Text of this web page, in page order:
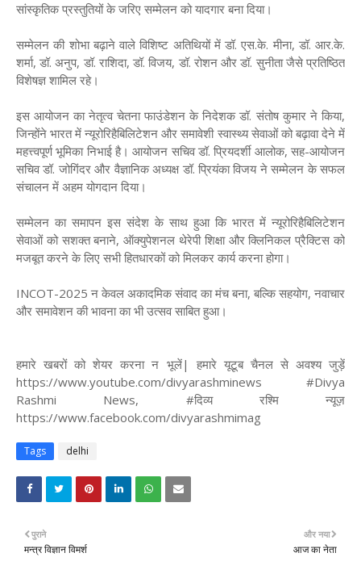
सांस्कृतिक प्रस्तुतियों के जरिए सम्मेलन को यादगार बना दिया।
सम्मेलन की शोभा बढ़ाने वाले विशिष्ट अतिथियों में डॉ. एस.के. मीना, डॉ. आर.के.
शर्मा, डॉ. अनुप, डॉ. राशिदा, डॉ. विजय, डॉ. रोशन और डॉ. सुनीता जैसे प्रतिष्ठित
विशेषज्ञ शामिल रहे।
इस आयोजन का नेतृत्व चेतना फाउंडेशन के निदेशक डॉ. संतोष कुमार ने किया,
जिन्होंने भारत में न्यूरोरिहैबिलिटेशन और समावेशी स्वास्थ्य सेवाओं को बढ़ावा देने में
महत्त्वपूर्ण भूमिका निभाई है। आयोजन सचिव डॉ. प्रियदर्शी आलोक, सह-आयोजन
सचिव डॉ. जोगिंदर और वैज्ञानिक अध्यक्ष डॉ. प्रियंका विजय ने सम्मेलन के सफल
संचालन में अहम योगदान दिया।
सम्मेलन का समापन इस संदेश के साथ हुआ कि भारत में न्यूरोरिहैबिलिटेशन
सेवाओं को सशक्त बनाने, ऑक्युपेशनल थेरेपी शिक्षा और क्लिनिकल प्रैक्टिस को
मजबूत करने के लिए सभी हितधारकों को मिलकर कार्य करना होगा।
INCOT-2025 न केवल अकादमिक संवाद का मंच बना, बल्कि सहयोग, नवाचार
और समावेशन की भावना का भी उत्सव साबित हुआ।
हमारे खबरों को शेयर करना न भूलें| हमारे यूटूब चैनल से अवश्य जुड़ें
https://www.youtube.com/divyarashminews #Divya
Rashmi News, #दिव्य रश्मि न्यूज़
https://www.facebook.com/divyarashmimag
Tags delhi
और नया
आज का नेता
पुराने
मन्त्र विज्ञान विमर्श